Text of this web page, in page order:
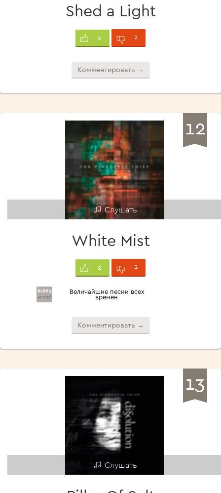
Shed a Light
2 2
Комментировать →
12
Слушать
White Mist
2 2
#1863
из 2106
Величайшие песни всех
времён
Комментировать →
13
Слушать